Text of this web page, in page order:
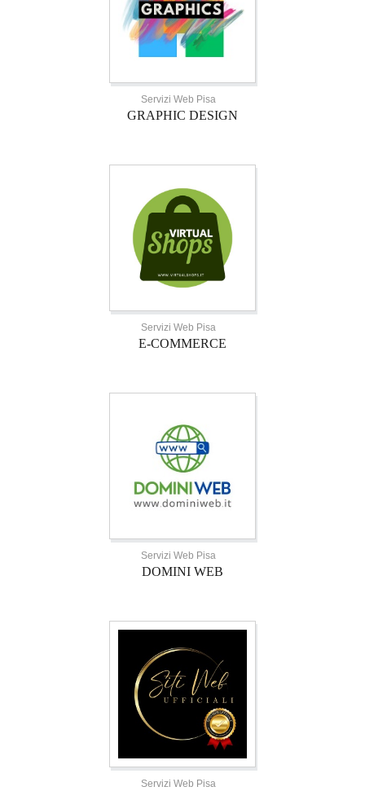
Servizi Web Pisa
GRAPHIC DESIGN
Servizi Web Pisa
E-COMMERCE
Servizi Web Pisa
DOMINI WEB
Servizi Web Pisa